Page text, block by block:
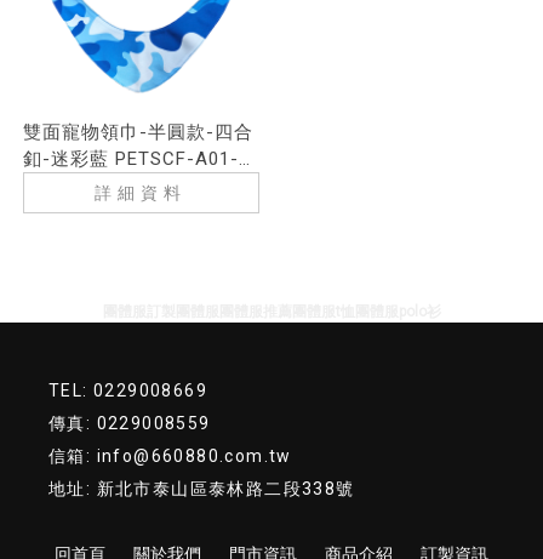
雙面寵物領巾-半圓款-四合
釦-迷彩藍 PETSCF-A01-
詳細資料
TEL: 0229008669
傳真: 0229008559
信箱: info@660880.com.tw
地址: 新北市泰山區泰林路二段338號
回首頁 關於我們 門市資訊 商品介紹 訂製資訊